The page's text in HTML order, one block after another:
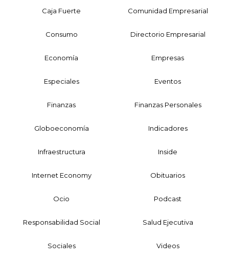
Caja Fuerte Comunidad Empresarial
Consumo Directorio Empresarial
Economía Empresas
Especiales Eventos
Finanzas Finanzas Personales
Globoeconomía Indicadores
Infraestructura Inside
Internet Economy Obituarios
Ocio Podcast
Responsabilidad Social Salud Ejecutiva
Sociales Videos